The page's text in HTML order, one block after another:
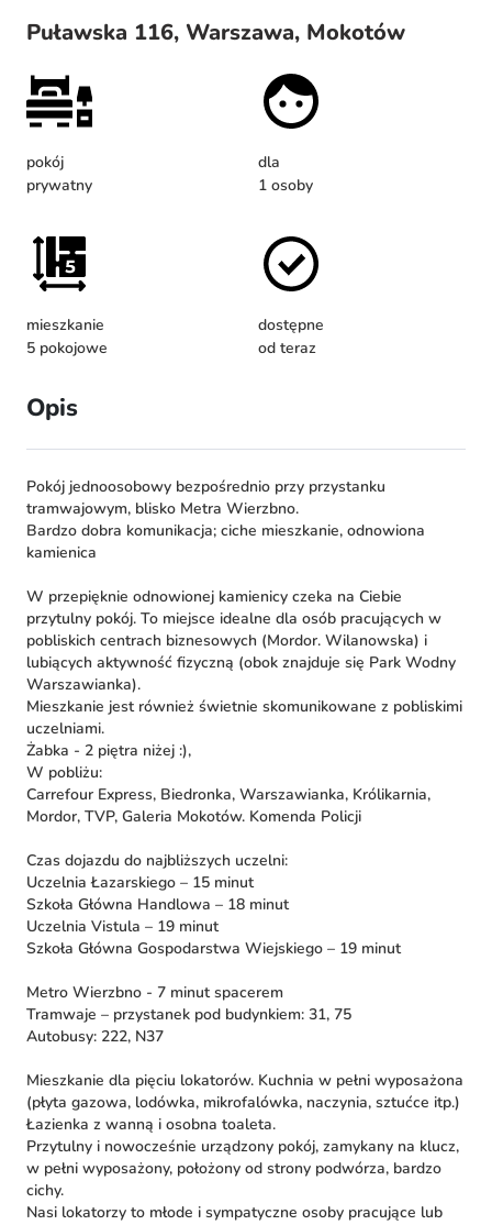
Puławska 116, Warszawa, Mokotów
pokój
prywatny
dla
1 osoby
mieszkanie
5 pokojowe
dostępne
od teraz
Opis
Pokój jednoosobowy bezpośrednio przy przystanku
tramwajowym, blisko Metra Wierzbno.
Bardzo dobra komunikacja; ciche mieszkanie, odnowiona
kamienica
W przepięknie odnowionej kamienicy czeka na Ciebie
przytulny pokój. To miejsce idealne dla osób pracujących w
pobliskich centrach biznesowych (Mordor. Wilanowska) i
lubiących aktywność fizyczną (obok znajduje się Park Wodny
Warszawianka).
Mieszkanie jest również świetnie skomunikowane z pobliskimi
uczelniami.
Żabka - 2 piętra niżej :),
W pobliżu:
Carrefour Express, Biedronka, Warszawianka, Królikarnia,
Mordor, TVP, Galeria Mokotów. Komenda Policji
Czas dojazdu do najbliższych uczelni:
Uczelnia Łazarskiego – 15 minut
Szkoła Główna Handlowa – 18 minut
Uczelnia Vistula – 19 minut
Szkoła Główna Gospodarstwa Wiejskiego – 19 minut
Metro Wierzbno - 7 minut spacerem
Tramwaje – przystanek pod budynkiem: 31, 75
Autobusy: 222, N37
Mieszkanie dla pięciu lokatorów. Kuchnia w pełni wyposażona
(płyta gazowa, lodówka, mikrofalówka, naczynia, sztućce itp.)
Łazienka z wanną i osobna toaleta.
Przytulny i nowocześnie urządzony pokój, zamykany na klucz,
w pełni wyposażony, położony od strony podwórza, bardzo
cichy.
Nasi lokatorzy to młode i sympatyczne osoby pracujące lub